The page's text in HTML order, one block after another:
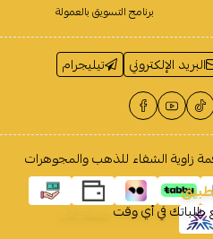
برنامج التسويق بالعمولة
البريد الإلكتروني تيليجرام
زاوية الشفاء للذهب والمجوهرات
طلباتك في أي وقتحمله الآن